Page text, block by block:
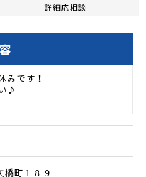
詳細応相談
みです！
♪
橋町１８９